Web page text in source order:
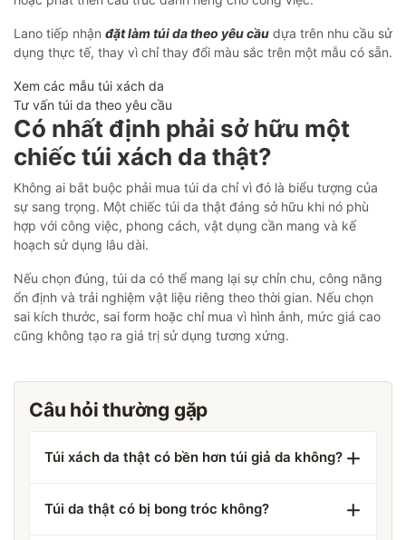
Lano tiếp nhận đặt làm túi da theo yêu cầu dựa trên nhu cầu sử
dụng thực tế, thay vì chỉ thay đổi màu sắc trên một mẫu có sẵn.
Xem các mẫu túi xách da
Tư vấn túi da theo yêu cầu
Có nhất định phải sở hữu một
chiếc túi xách da thật?
Không ai bắt buộc phải mua túi da chỉ vì đó là biểu tượng của
sự sang trọng. Một chiếc túi da thật đáng sở hữu khi nó phù
hợp với công việc, phong cách, vật dụng cần mang và kế
hoạch sử dụng lâu dài.
Nếu chọn đúng, túi da có thể mang lại sự chỉn chu, công năng
ổn định và trải nghiệm vật liệu riêng theo thời gian. Nếu chọn
sai kích thước, sai form hoặc chỉ mua vì hình ảnh, mức giá cao
cũng không tạo ra giá trị sử dụng tương xứng.
Câu hỏi thường gặp
Túi xách da thật có bền hơn túi giả da không?
Túi da thật có bị bong tróc không?